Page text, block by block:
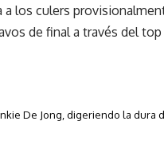
a los culers
de final a través del top
De Jong, digeriendo la dura